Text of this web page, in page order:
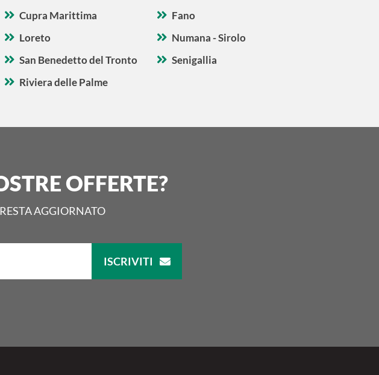
Cupra Marittima
Fano
Loreto
Numana - Sirolo
San Benedetto del Tronto
Senigallia
Riviera delle Palme
OFFERTE?
AGGIORNATO
ISCRIVITI